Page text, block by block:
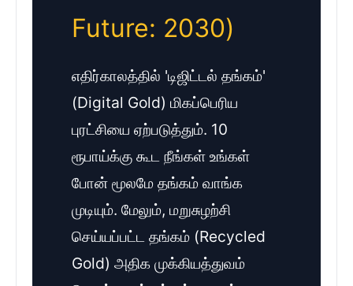
Future: 2030)
எதிர்காலத்தில் 'டிஜிட்டல் தங்கம்'
(Digital Gold) மிகப்பெரிய
புரட்சியை ஏற்படுத்தும். 10
ரூபாய்க்கு கூட நீங்கள் உங்கள்
போன் மூலமே தங்கம் வாங்க
முடியும். மேலும், மறுசுழற்சி
செய்யப்பட்ட தங்கம் (Recycled
Gold) அதிக முக்கியத்துவம்